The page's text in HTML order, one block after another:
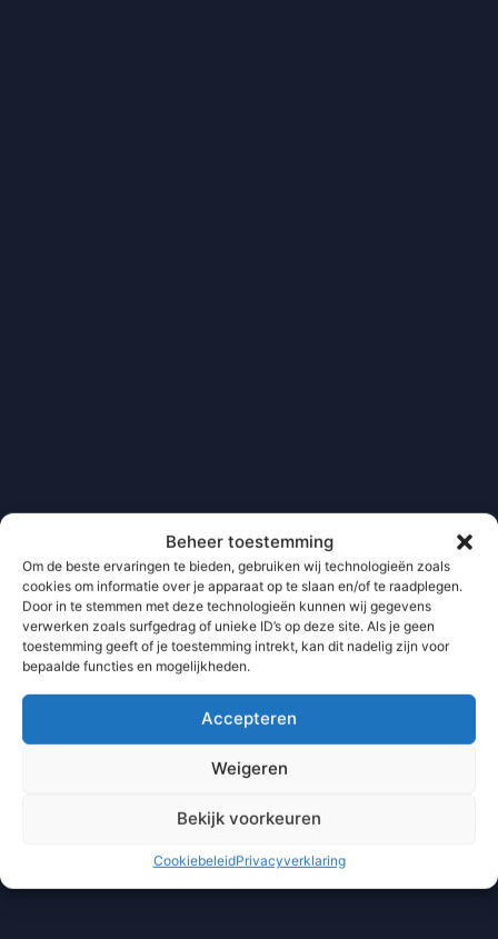
Beheer toestemming
Om de beste ervaringen te bieden, gebruiken wij technologieën zoals
cookies om informatie over je apparaat op te slaan en/of te raadplegen.
Door in te stemmen met deze technologieën kunnen wij gegevens
verwerken zoals surfgedrag of unieke ID’s op deze site. Als je geen
toestemming geeft of je toestemming intrekt, kan dit nadelig zijn voor
bepaalde functies en mogelijkheden.
Accepteren
Weigeren
Bekijk voorkeuren
CookiebeleidPrivacyverklaring